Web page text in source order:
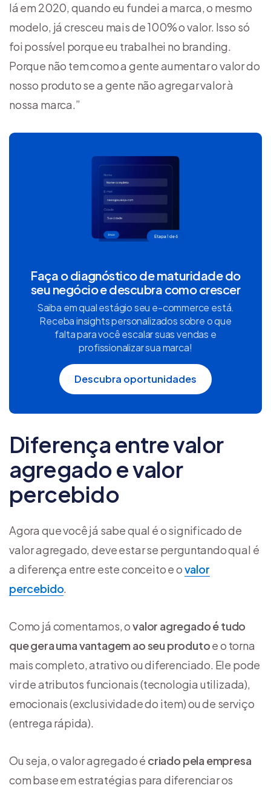
lá em 2020, quando eu fundei a marca, o mesmo
modelo, já cresceu mais de 100% o valor. Isso só
foi possível porque eu trabalhei no branding.
Porque não tem como a gente aumentar o valor do
nosso produto se a gente não agregar valor à
nossa marca.”
Faça o diagnóstico de maturidade do
seu negócio e descubra como crescer
Saiba em qual estágio seu e-commerce está.
Receba insights personalizados sobre o que
falta para você escalar suas vendas e
profissionalizar sua marca!
Descubra oportunidades
Diferença entre valor
agregado e valor
percebido
Agora que você já sabe qual é o significado de
valor agregado, deve estar se perguntando qual é
a diferença entre este conceito e ovalor
percebido.
Como já comentamos, ovalor agregado é tudo
que gera uma vantagem ao seu produtoe o torna
mais completo, atrativo ou diferenciado. Ele pode
vir de atributos funcionais (tecnologia utilizada),
emocionais (exclusividade do item) ou de serviço
(entrega rápida).
Ou seja, o valor agregado é criado pela empresa
com base em estratégias para diferenciar os